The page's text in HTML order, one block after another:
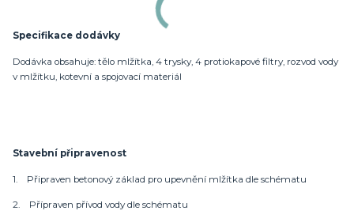
Specifikace dodávky
Dodávka obsahuje: tělo mlžítka, 4 trysky, 4 protiokapové filtry, rozvod vody
v mlžítku, kotevní a spojovací materiál
Stavební připravenost
1. Připraven betonový základ pro upevnění mlžítka dle schématu
2. Přípraven přívod vody dle schématu